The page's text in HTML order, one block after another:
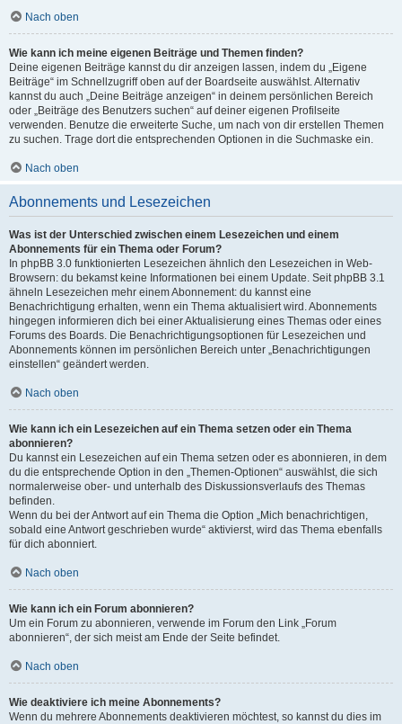
Nach oben
Wie kann ich meine eigenen Beiträge und Themen finden?
Deine eigenen Beiträge kannst du dir anzeigen lassen, indem du „Eigene
Beiträge“ im Schnellzugriff oben auf der Boardseite auswählst. Alternativ
kannst du auch „Deine Beiträge anzeigen“ in deinem persönlichen Bereich
oder „Beiträge des Benutzers suchen“ auf deiner eigenen Profilseite
verwenden. Benutze die erweiterte Suche, um nach von dir erstellen Themen
zu suchen. Trage dort die entsprechenden Optionen in die Suchmaske ein.
Nach oben
Abonnements und Lesezeichen
Was ist der Unterschied zwischen einem Lesezeichen und einem
Abonnements für ein Thema oder Forum?
In phpBB 3.0 funktionierten Lesezeichen ähnlich den Lesezeichen in Web-
Browsern: du bekamst keine Informationen bei einem Update. Seit phpBB 3.1
ähneln Lesezeichen mehr einem Abonnement: du kannst eine
Benachrichtigung erhalten, wenn ein Thema aktualisiert wird. Abonnements
hingegen informieren dich bei einer Aktualisierung eines Themas oder eines
Forums des Boards. Die Benachrichtigungsoptionen für Lesezeichen und
Abonnements können im persönlichen Bereich unter „Benachrichtigungen
einstellen“ geändert werden.
Nach oben
Wie kann ich ein Lesezeichen auf ein Thema setzen oder ein Thema
abonnieren?
Du kannst ein Lesezeichen auf ein Thema setzen oder es abonnieren, in dem
du die entsprechende Option in den „Themen-Optionen“ auswählst, die sich
normalerweise ober- und unterhalb des Diskussionsverlaufs des Themas
befinden.
Wenn du bei der Antwort auf ein Thema die Option „Mich benachrichtigen,
sobald eine Antwort geschrieben wurde“ aktivierst, wird das Thema ebenfalls
für dich abonniert.
Nach oben
Wie kann ich ein Forum abonnieren?
Um ein Forum zu abonnieren, verwende im Forum den Link „Forum
abonnieren“, der sich meist am Ende der Seite befindet.
Nach oben
Wie deaktiviere ich meine Abonnements?
Wenn du mehrere Abonnements deaktivieren möchtest, so kannst du dies im